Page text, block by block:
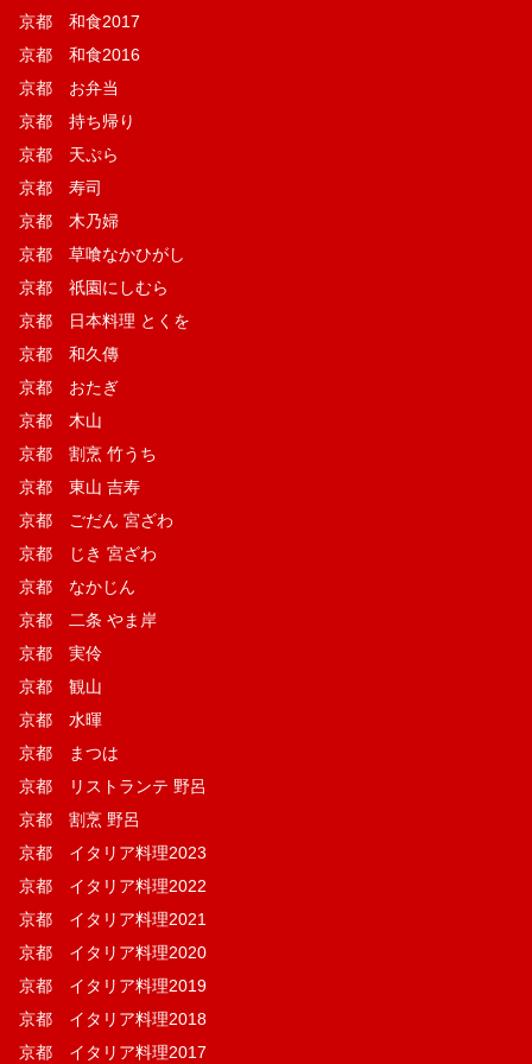
京都 和食2017
京都 和食2016
京都 お弁当
京都 持ち帰り
京都 天ぷら
京都 寿司
京都 木乃婦
京都 草喰なかひがし
京都 祇園にしむら
京都 日本料理 とくを
京都 和久傳
京都 おたぎ
京都 木山
京都 割烹 竹うち
京都 東山 吉寿
京都 ごだん 宮ざわ
京都 じき 宮ざわ
京都 なかじん
京都 二条 やま岸
京都 実伶
京都 観山
京都 水暉
京都 まつは
京都 リストランテ 野呂
京都 割烹 野呂
京都 イタリア料理2023
京都 イタリア料理2022
京都 イタリア料理2021
京都 イタリア料理2020
京都 イタリア料理2019
京都 イタリア料理2018
京都 イタリア料理2017